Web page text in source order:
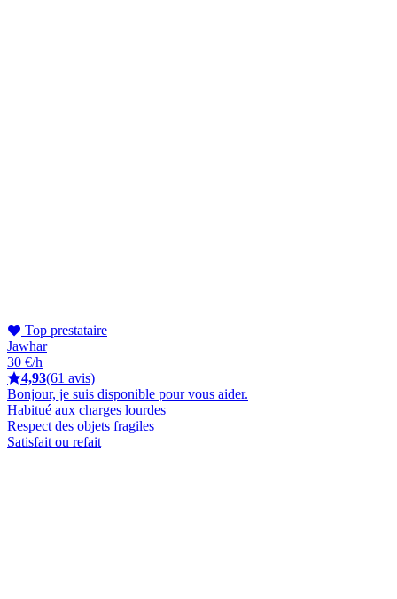
Top prestataire
Jawhar
30 €/h
4,93(61 avis)
Bonjour, je suis disponible pour vous aider.
Habitué aux charges lourdes
Respect des objets fragiles
Satisfait ou refait